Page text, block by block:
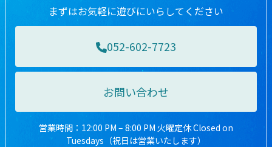
まずはお気軽に遊びにいらしてください
052-602-7723
お問い合わせ
営業時間：12:00 PM – 8:00 PM 火曜定休 Closed on
Tuesdays（祝日は営業いたします）